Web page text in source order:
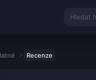
Hledat
Recenze